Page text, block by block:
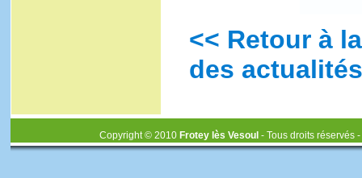
<< Retour à
des
Copyright © 2010 Frotey lès Vesoul - Tous droits réservés